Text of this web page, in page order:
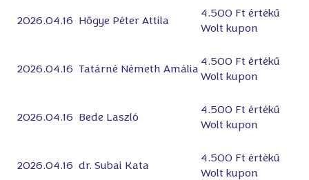
2026.04.16 Hőgye Péter Attila
4.500 Ft értékű
Wolt kupon
2026.04.16 Tatárné Németh Amália
4.500 Ft értékű
Wolt kupon
2026.04.16 Bede Laszló
4.500 Ft értékű
Wolt kupon
2026.04.16 dr. Subai Kata
4.500 Ft értékű
Wolt kupon